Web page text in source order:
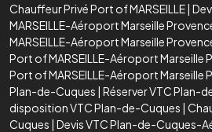
Chauffeur Privé Port of MARSEILLE|
MARSEILLE-Aéroport Marseille
MARSEILLE-Aéroport Marseille
Port of MARSEILLE-Aéroport Marseille
Port of MARSEILLE-Aéroport Marseille
Plan-de-Cuques | Réserver VTC Plan-
disposition VTC Plan-de-Cuques |
Cuques | Devis VTC Plan-de-Cuques-